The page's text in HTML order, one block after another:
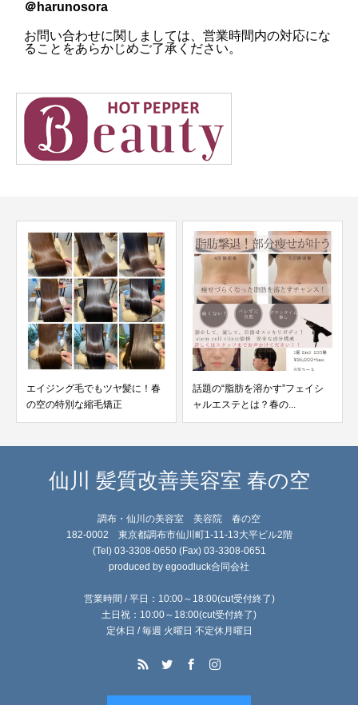
＠harunosora
お問い合わせに関しましては、営業時間内の対応にな
ることをあらかじめご了承ください。
エイジング毛でもツヤ髪に！春
の空の特別な縮毛矯正
話題の“脂肪を溶かす”フェイシ
ャルエステとは？春の...
仙川 髪質改善美容室 春の空
調布・仙川の美容室 美容院 春の空
182-0002 東京都調布市仙川町1-11-13大平ビル2階
(Tel) 03-3308-0650 (Fax) 03-3308-0651
produced by egoodluck合同会社
営業時間 / 平日：10:00～18:00(cut受付終了)
土日祝：10:00～18:00(cut受付終了)
定休日 / 毎週 火曜日 不定休月曜日